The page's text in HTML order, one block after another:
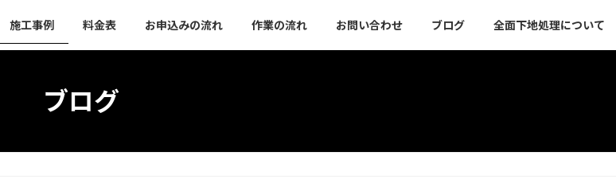
施工事例 料金表 お申込みの流れ 作業の流れ お問い合わせ ブログ 全面下地処理について
ブログ